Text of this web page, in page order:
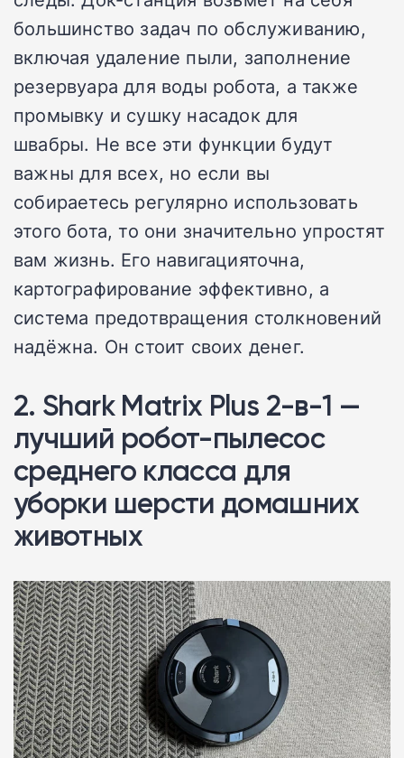
большинство задач по обслуживанию,
включая удаление пыли, заполнение
резервуара для воды робота, а также
промывку и сушку насадок для
швабры. Не все эти функции будут
важны для всех, но если вы
собираетесь регулярно использовать
этого бота, то они значительно упростят
вам жизнь. Его навигацияточна,
картографирование эффективно, а
система предотвращения столкновений
надёжна. Он стоит своих денег.
2. Shark Matrix Plus 2-в-1 —
лучший робот-пылесос
среднего класса для
уборки шерсти домашних
животных